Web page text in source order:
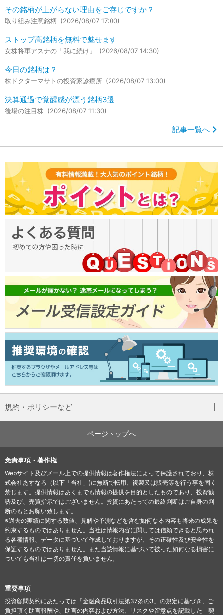
その銘柄が上がらない理由をご存じですか？
取り組み注意銘柄 (2026/08/07 17:00)
ストップ高銘柄を無料で魅せます
女株将軍アスナの「我に続け」 (2026/08/07 14:30)
今日の銘柄は？
株ドクターマサトの投資家診療所 (2026/08/07 13:00)
決算通過で覚醒感が漂う銘柄3選
後場の注目株 (2026/08/07 11:30)
記事一覧へ
規約・ポリシーなど
ページトップへ
免責事項・著作権
Webサイト及びメール上での提供情報は著作権法によって保護されており、株
式会社あすなろ（以下「当社」)に無断で転用、複製又は販売等を行う事を固く
禁じます。提供情報はあくまでも情報の提供を目的としたものであり、投資勧
誘及び、売買指示ではございません。投資にあたっての最終判断はご自身の判
断のもとお願い致します。
※過去の実績に関する数値、見解や予測などを含む如何なる内容も将来の成果を
約束するものではありません。当社は情報内容に関しては信頼できると思われ
る各種情報、データに基づいて作成しておりますが、その正確性及び安全性を
保証するものではありません。また当該情報に基づいて被った如何なる損害に
ついても当社は一切の責任を負いません。
重要事項
投資顧問契約にあたっては「金融商品取引法第37条の3」の規定に基づき、ご
負担頂く助言報酬や、助言の内容および方法、リスクや留意点を記載した「契